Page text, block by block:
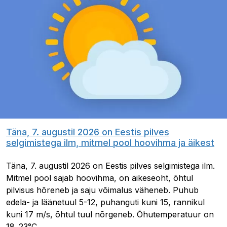
Täna, 7. augustil 2026 on Eestis pilves
selgimistega ilm, mitmel pool hoovihma ja äikest
Täna, 7. augustil 2026 on Eestis pilves selgimistega ilm.
Mitmel pool sajab hoovihma, on äikeseoht, õhtul
pilvisus hõreneb ja saju võimalus väheneb. Puhub
edela- ja läänetuul 5-12, puhanguti kuni 15, rannikul
kuni 17 m/s, õhtul tuul nõrgeneb. Õhutemperatuur on